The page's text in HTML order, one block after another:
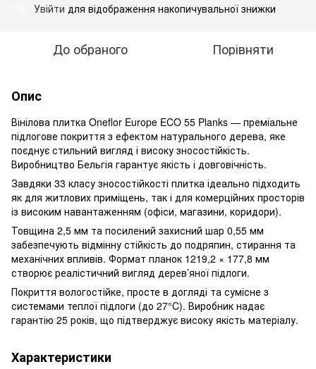
Увійти для відображення накопичувальної знижки
До обраного Порівняти
Опис
Вінілова плитка Oneflor Europe ECO 55 Planks — преміальне
підлогове покриття з ефектом натурального дерева, яке
поєднує стильний вигляд і високу зносостійкість.
Виробництво Бельгія гарантує якість і довговічність.
Завдяки 33 класу зносостійкості плитка ідеально підходить
як для житлових приміщень, так і для комерційних просторів
із високим навантаженням (офіси, магазини, коридори).
Товщина 2,5 мм та посилений захисний шар 0,55 мм
забезпечують відмінну стійкість до подряпин, стирання та
механічних впливів. Формат планок 1219,2 × 177,8 мм
створює реалістичний вигляд дерев’яної підлоги.
Покриття вологостійке, просте в догляді та сумісне з
системами теплої підлоги (до 27°C). Виробник надає
гарантію 25 років, що підтверджує високу якість матеріалу.
Характеристики